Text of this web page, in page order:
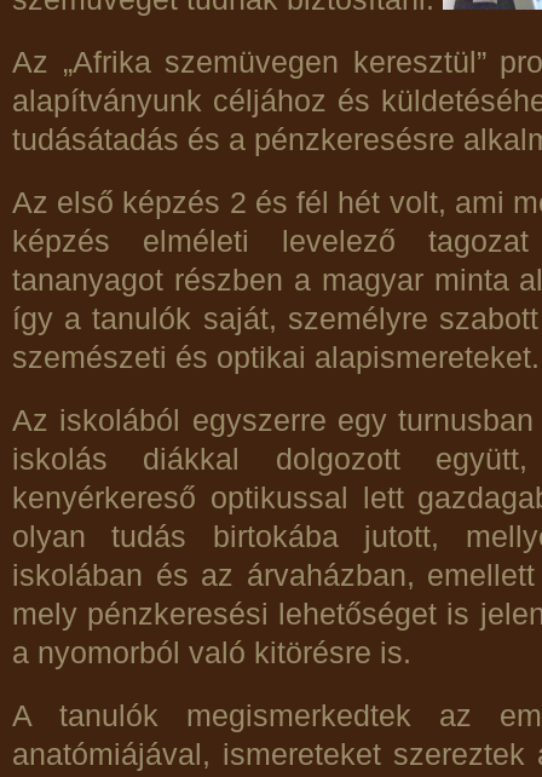
Az „Afrika szemüvegen keresztül”
alapítványunk céljához és
tudásátadás és a pénzkeresésre
Az első képzés 2 és fél hét volt, ami
képzés elméleti levelező
tananyagot részben a magyar minta
így a tanulók saját, személyre
szemészeti és optikai alapismereteket.
Az iskolából egyszerre egy
iskolás diákkal dolgozott
kenyérkereső optikussal lett
olyan tudás birtokába jutott,
iskolában és az árvaházban,
mely pénzkeresési lehetőséget is
a nyomorból való kitörésre is.
A tanulók megismerkedtek az
anatómiájával, ismereteket